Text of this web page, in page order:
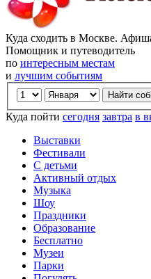
Куда сходить в Москве.
Помощник и путеводитель
по интересным местам
и лучшим событиям
Куда пойти сегодня завтра в
Выставки
Фестивали
С детьми
Активный отдых
Музыка
Шоу
Праздники
Образование
Бесплатно
Музеи
Парки